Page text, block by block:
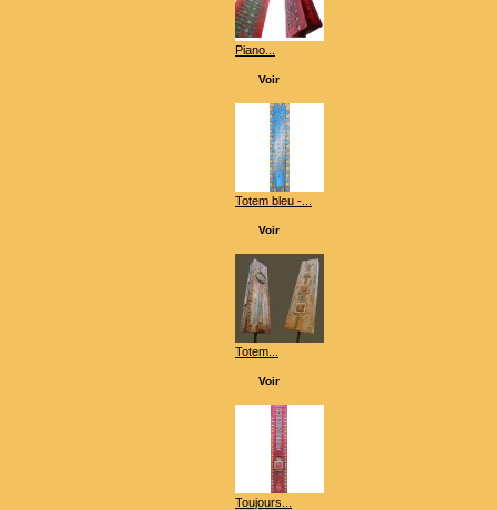
Piano...
Voir
Totem bleu -...
Voir
Totem...
Voir
Toujours...